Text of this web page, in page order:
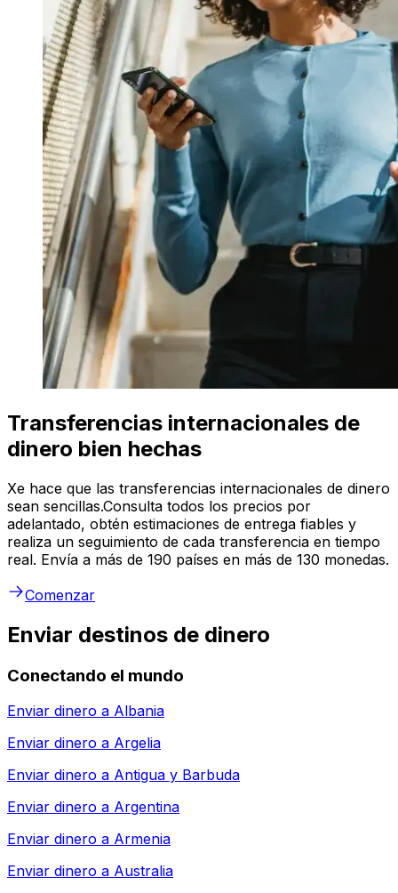
Transferencias internacionales de
dinero bien hechas
Xe hace que las transferencias internacionales de dinero
sean sencillas.Consulta todos los precios por
adelantado, obtén estimaciones de entrega fiables y
realiza un seguimiento de cada transferencia en tiempo
real. Envía a más de 190 países en más de 130 monedas.
Comenzar
Enviar destinos de dinero
Conectando el mundo
Enviar dinero a Albania
Enviar dinero a Argelia
Enviar dinero a Antigua y Barbuda
Enviar dinero a Argentina
Enviar dinero a Armenia
Enviar dinero a Australia